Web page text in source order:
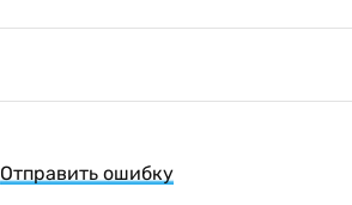
Отправить ошибку